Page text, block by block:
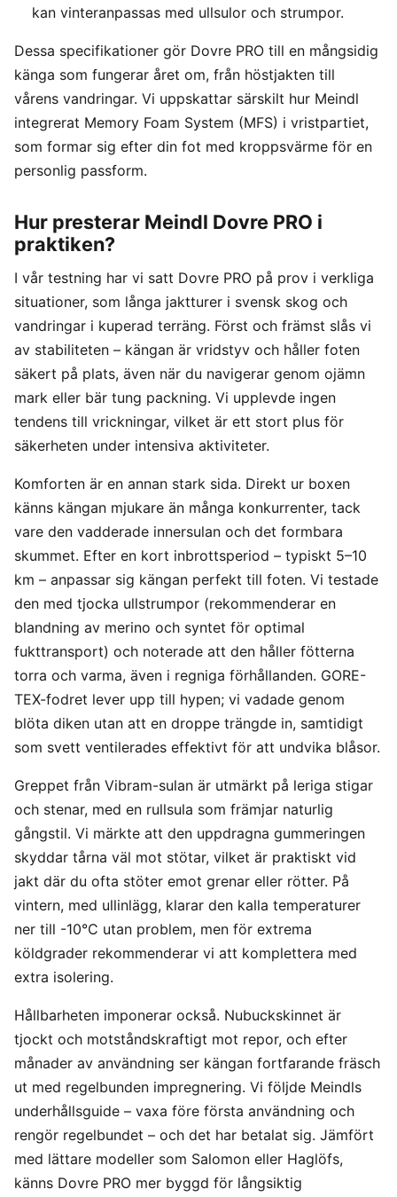
kan vinteranpassas med ullsulor och strumpor.
Dessa specifikationer gör Dovre PRO till en mångsidig
känga som fungerar året om, från höstjakten till
vårens vandringar. Vi uppskattar särskilt hur Meindl
integrerat Memory Foam System (MFS) i vristpartiet,
som formar sig efter din fot med kroppsvärme för en
personlig passform.
Hur presterar Meindl Dovre PRO i
praktiken?
I vår testning har vi satt Dovre PRO på prov i verkliga
situationer, som långa jaktturer i svensk skog och
vandringar i kuperad terräng. Först och främst slås vi
av stabiliteten – kängan är vridstyv och håller foten
säkert på plats, även när du navigerar genom ojämn
mark eller bär tung packning. Vi upplevde ingen
tendens till vrickningar, vilket är ett stort plus för
säkerheten under intensiva aktiviteter.
Komforten är en annan stark sida. Direkt ur boxen
känns kängan mjukare än många konkurrenter, tack
vare den vadderade innersulan och det formbara
skummet. Efter en kort inbrottsperiod – typiskt 5–10
km – anpassar sig kängan perfekt till foten. Vi testade
den med tjocka ullstrumpor (rekommenderar en
blandning av merino och syntet för optimal
fukttransport) och noterade att den håller fötterna
torra och varma, även i regniga förhållanden. GORE-
TEX-fodret lever upp till hypen; vi vadade genom
blöta diken utan att en droppe trängde in, samtidigt
som svett ventilerades effektivt för att undvika blåsor.
Greppet från Vibram-sulan är utmärkt på leriga stigar
och stenar, med en rullsula som främjar naturlig
gångstil. Vi märkte att den uppdragna gummeringen
skyddar tårna väl mot stötar, vilket är praktiskt vid
jakt där du ofta stöter emot grenar eller rötter. På
vintern, med ullinlägg, klarar den kalla temperaturer
ner till -10°C utan problem, men för extrema
köldgrader rekommenderar vi att komplettera med
extra isolering.
Hållbarheten imponerar också. Nubuckskinnet är
tjockt och motståndskraftigt mot repor, och efter
månader av användning ser kängan fortfarande fräsch
ut med regelbunden impregnering. Vi följde Meindls
underhållsguide – vaxa före första användning och
rengör regelbundet – och det har betalat sig. Jämfört
med lättare modeller som Salomon eller Haglöfs,
känns Dovre PRO mer byggd för långsiktig